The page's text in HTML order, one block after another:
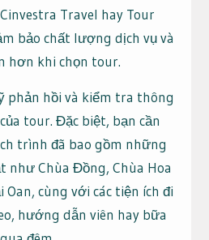
Travel hay Tour
bảo chất lượng dịch vụ và
hơn khi chọn tour.
phản hồi và kiểm tra thông
tour. Đặc biệt, bạn cần
trình đã bao gồm những
như Chùa Đồng, Chùa Hoa
Oan, cùng với các tiện ích đi
hướng dẫn viên hay bữa